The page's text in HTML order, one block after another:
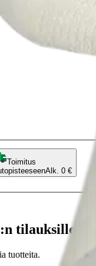
Toimitus
Alk. 0 €
tilauksille
tuotteita.